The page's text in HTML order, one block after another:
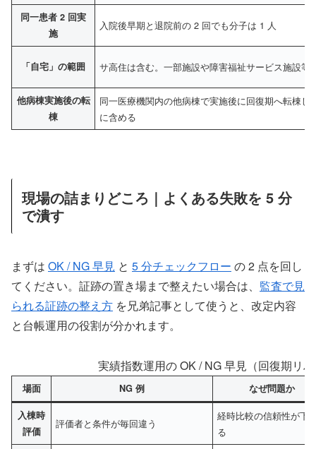
同一患者 2 回実
施
入院後早期と退院前の 2 回でも分子は 1 人
「自宅」の範囲 サ高住は含む。一部施設や障害福祉サービス施設等
他病棟実施後の転
棟
同一医療機関内の他病棟で実施後に回復期へ転棟し
に含める
現場の詰まりどころ｜よくある失敗を 5 分
で潰す
まずは OK / NG 早見 と 5 分チェックフロー の 2 点を回し
てください。証跡の置き場まで整えたい場合は、 監査で見
られる証跡の整え方 を兄弟記事として使うと、改定内容
と台帳運用の役割が分かれます。
実績指数運用の OK / NG 早見（回復期リ
場面 NG 例 なぜ問題か
入棟時
評価
評価者と条件が毎回違う
経時比較の信頼性が下
る